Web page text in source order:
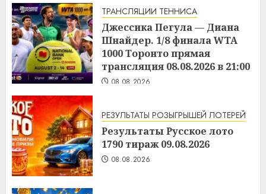
ТРАНСЛЯЦИИ ТЕННИСА
Джессика Пегула — Диана
Шнайдер. 1/8 финала WTA
1000 Торонто прямая
трансляция 08.08.2026 в 21:00
08.08.2026
РЕЗУЛЬТАТЫ РОЗЫГРЫШЕЙ ЛОТЕРЕЙ
Результаты Русское лото
1790 тираж 09.08.2026
08.08.2026